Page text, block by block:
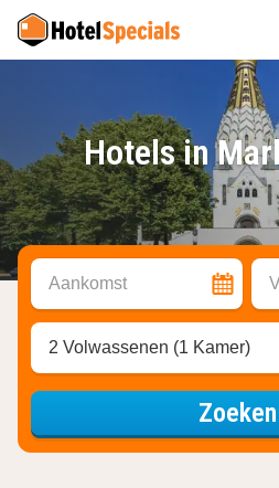
Hotels in
Aankomst
2 Volwassenen (1 Kamer)
Zoeken